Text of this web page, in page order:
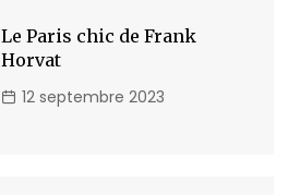
Le Paris chic de Frank
Horvat
12 septembre 2023